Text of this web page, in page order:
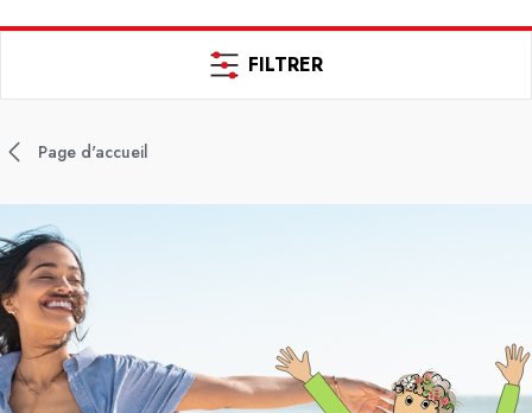
FILTRER
Page d'accueil